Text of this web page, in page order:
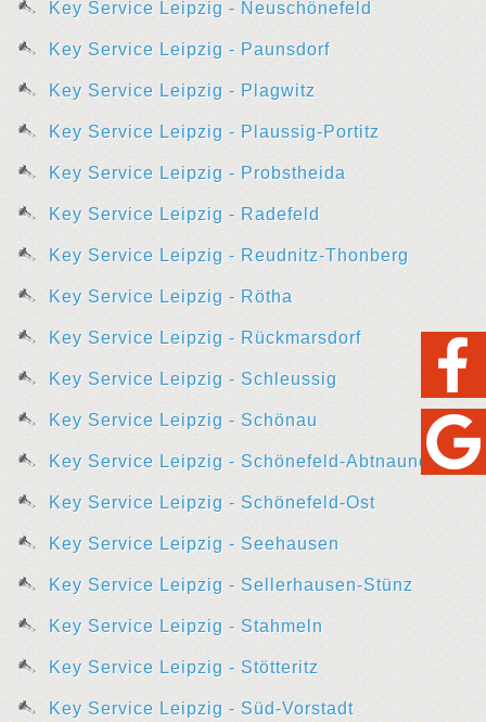
Key Service Leipzig - Neuschönefeld
Key Service Leipzig - Paunsdorf
Key Service Leipzig - Plagwitz
Key Service Leipzig - Plaussig-Portitz
Key Service Leipzig - Probstheida
Key Service Leipzig - Radefeld
Key Service Leipzig - Reudnitz-Thonberg
Key Service Leipzig - Rötha
Key Service Leipzig - Rückmarsdorf
Key Service Leipzig - Schleussig
Key Service Leipzig - Schönau
Key Service Leipzig - Schönefeld-Abtnaundorf
Key Service Leipzig - Schönefeld-Ost
Key Service Leipzig - Seehausen
Key Service Leipzig - Sellerhausen-Stünz
Key Service Leipzig - Stahmeln
Key Service Leipzig - Stötteritz
Key Service Leipzig - Süd-Vorstadt